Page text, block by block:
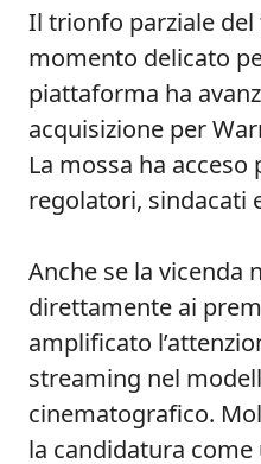
Il trionfo parziale
momento delicato
piattaforma ha
acquisizione per
La mossa ha
regolatori, sindacati
Anche se la vicenda
direttamente ai
amplificato
streaming nel
cinematografico.
la candidatura